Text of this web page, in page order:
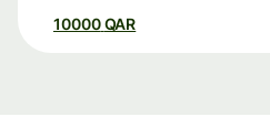
10000 QAR